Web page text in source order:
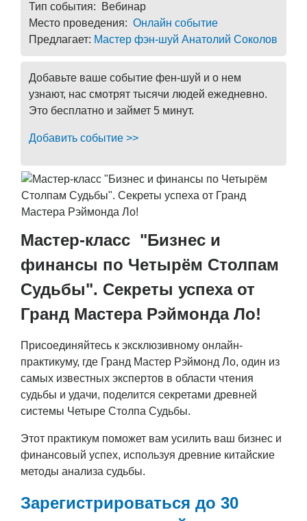
Тип события: Вебинар
Место проведения: Онлайн событие
Предлагает: Мастер фэн-шуй Анатолий Соколов
Добавьте ваше событие фен-шуй и о нем
узнают, нас смотрят тысячи людей ежедневно.
Это бесплатно и займет 5 минут.
Добавить событие >>
Мастер-класс "Бизнес и
финансы по Четырём Столпам
Судьбы". Секреты успеха от
Гранд Мастера Рэймонда Ло!
Присоединяйтесь к эксклюзивному онлайн-
практикуму, где Гранд Мастер Рэймонд Ло, один из
самых известных экспертов в области чтения
судьбы и удачи, поделится секретами древней
системы Четыре Столпа Судьбы.
Этот практикум поможет вам усилить ваш бизнес и
финансовый успех, используя древние китайские
методы анализа судьбы.
Зарегистрироваться до 30